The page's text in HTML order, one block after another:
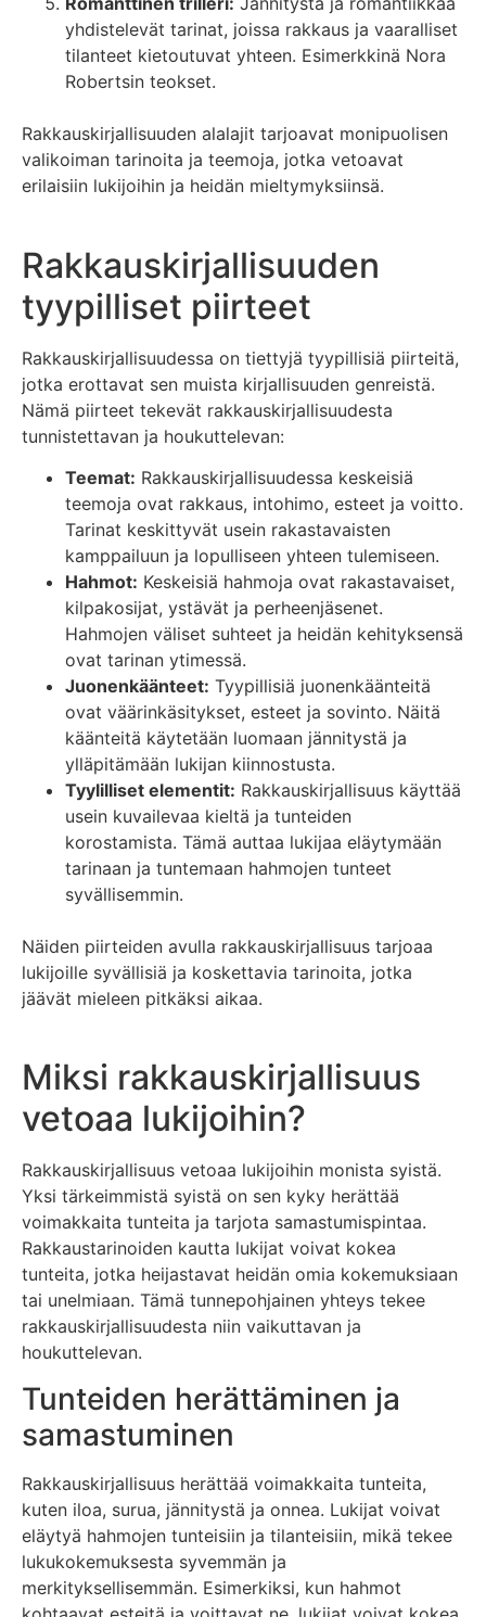
yhdistelevät tarinat, joissa rakkaus ja vaaralliset
tilanteet kietoutuvat yhteen. Esimerkkinä Nora
Robertsin teokset.
Rakkauskirjallisuuden alalajit tarjoavat monipuolisen
valikoiman tarinoita ja teemoja, jotka vetoavat
erilaisiin lukijoihin ja heidän mieltymyksiinsä.
Rakkauskirjallisuuden
tyypilliset piirteet
Rakkauskirjallisuudessa on tiettyjä tyypillisiä piirteitä,
jotka erottavat sen muista kirjallisuuden genreistä.
Nämä piirteet tekevät rakkauskirjallisuudesta
tunnistettavan ja houkuttelevan:
Teemat: Rakkauskirjallisuudessa keskeisiä
teemoja ovat rakkaus, intohimo, esteet ja voitto.
Tarinat keskittyvät usein rakastavaisten
kamppailuun ja lopulliseen yhteen tulemiseen.
Hahmot: Keskeisiä hahmoja ovat rakastavaiset,
kilpakosijat, ystävät ja perheenjäsenet.
Hahmojen väliset suhteet ja heidän kehityksensä
ovat tarinan ytimessä.
Juonenkäänteet: Tyypillisiä juonenkäänteitä
ovat väärinkäsitykset, esteet ja sovinto. Näitä
käänteitä käytetään luomaan jännitystä ja
ylläpitämään lukijan kiinnostusta.
Tyylilliset elementit: Rakkauskirjallisuus käyttää
usein kuvailevaa kieltä ja tunteiden
korostamista. Tämä auttaa lukijaa eläytymään
tarinaan ja tuntemaan hahmojen tunteet
syvällisemmin.
Näiden piirteiden avulla rakkauskirjallisuus tarjoaa
lukijoille syvällisiä ja koskettavia tarinoita, jotka
jäävät mieleen pitkäksi aikaa.
Miksi rakkauskirjallisuus
vetoaa lukijoihin?
Rakkauskirjallisuus vetoaa lukijoihin monista syistä.
Yksi tärkeimmistä syistä on sen kyky herättää
voimakkaita tunteita ja tarjota samastumispintaa.
Rakkaustarinoiden kautta lukijat voivat kokea
tunteita, jotka heijastavat heidän omia kokemuksiaan
tai unelmiaan. Tämä tunnepohjainen yhteys tekee
rakkauskirjallisuudesta niin vaikuttavan ja
houkuttelevan.
Tunteiden herättäminen ja
samastuminen
Rakkauskirjallisuus herättää voimakkaita tunteita,
kuten iloa, surua, jännitystä ja onnea. Lukijat voivat
eläytyä hahmojen tunteisiin ja tilanteisiin, mikä tekee
lukukokemuksesta syvemmän ja
merkityksellisemmän. Esimerkiksi, kun hahmot